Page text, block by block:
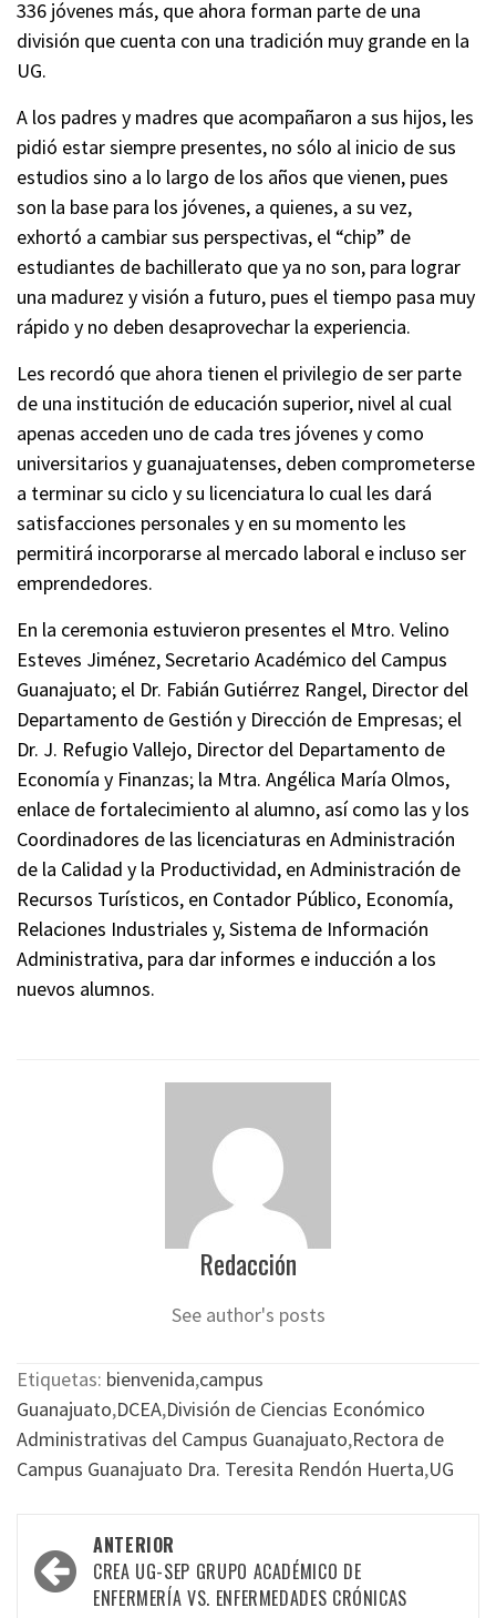
336 jóvenes más, que ahora forman parte de una
división que cuenta con una tradición muy grande en la
UG.
A los padres y madres que acompañaron a sus hijos, les
pidió estar siempre presentes, no sólo al inicio de sus
estudios sino a lo largo de los años que vienen, pues
son la base para los jóvenes, a quienes, a su vez,
exhortó a cambiar sus perspectivas, el “chip” de
estudiantes de bachillerato que ya no son, para lograr
una madurez y visión a futuro, pues el tiempo pasa muy
rápido y no deben desaprovechar la experiencia.
Les recordó que ahora tienen el privilegio de ser parte
de una institución de educación superior, nivel al cual
apenas acceden uno de cada tres jóvenes y como
universitarios y guanajuatenses, deben comprometerse
a terminar su ciclo y su licenciatura lo cual les dará
satisfacciones personales y en su momento les
permitirá incorporarse al mercado laboral e incluso ser
emprendedores.
En la ceremonia estuvieron presentes el Mtro. Velino
Esteves Jiménez, Secretario Académico del Campus
Guanajuato; el Dr. Fabián Gutiérrez Rangel, Director del
Departamento de Gestión y Dirección de Empresas; el
Dr. J. Refugio Vallejo, Director del Departamento de
Economía y Finanzas; la Mtra. Angélica María Olmos,
enlace de fortalecimiento al alumno, así como las y los
Coordinadores de las licenciaturas en Administración
de la Calidad y la Productividad, en Administración de
Recursos Turísticos, en Contador Público, Economía,
Relaciones Industriales y, Sistema de Información
Administrativa, para dar informes e inducción a los
nuevos alumnos.
Redacción
See author's posts
Etiquetas: bienvenida,campus
Guanajuato,DCEA,División de Ciencias Económico
Administrativas del Campus Guanajuato,Rectora de
Campus Guanajuato Dra. Teresita Rendón Huerta,UG
Navegación
por
ANTERIOR
CREA UG-SEP GRUPO ACADÉMICO DE
ENFERMERÍA VS. ENFERMEDADES CRÓNICAS